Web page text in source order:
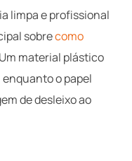
limpa e profissional
sobrecomo
material plástico
o papel
de desleixo ao